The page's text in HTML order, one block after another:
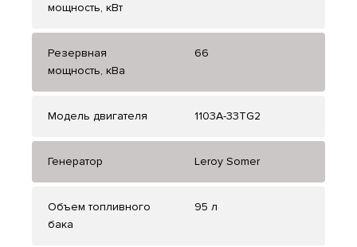
мощность, кВт
Резервная
мощность, кВа
66
Модель двигателя 1103A-33TG2
Генератор Leroy Somer
Объем топливного
бака
95 л